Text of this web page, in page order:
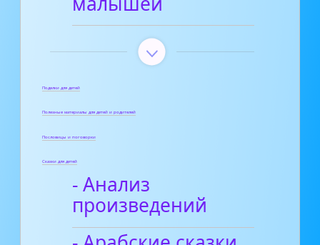
Поделки для детей
Полезные материалы для детей и родителей
Пословицы и поговорки
Сказки для детей
- Анализ
произведений